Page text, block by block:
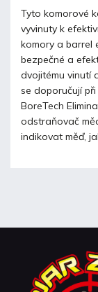
Tyto komorové
vyvinuty k
komory a barrel
bezpečné a
dvojitému vinutí
se doporučují
BoreTech
odstraňovač
indikovat měď,